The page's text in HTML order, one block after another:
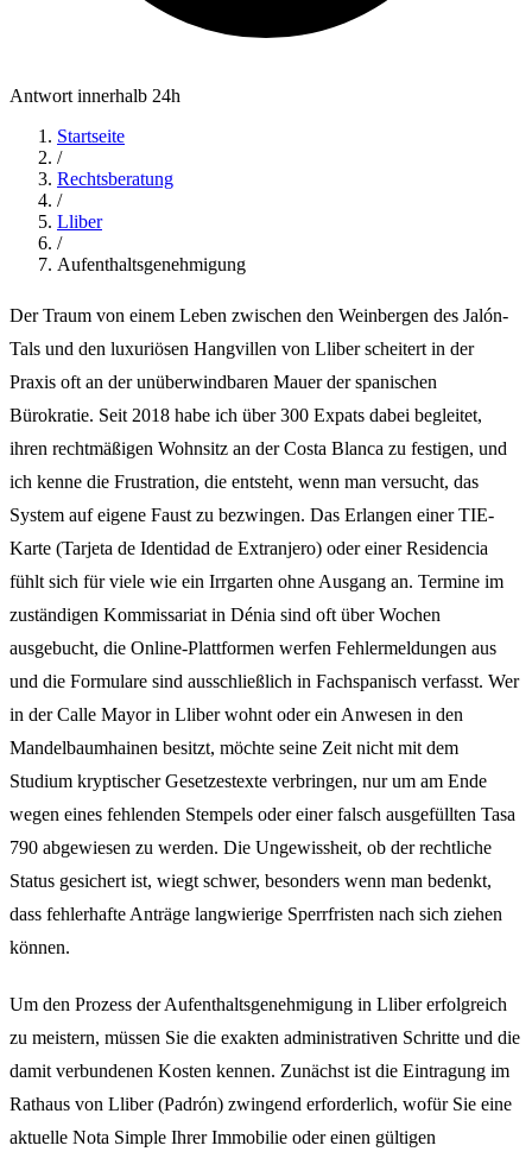
Antwort innerhalb 24h
Startseite
/
Rechtsberatung
/
Lliber
/
Aufenthaltsgenehmigung
Der Traum von einem Leben zwischen den Weinbergen des Jalón-
Tals und den luxuriösen Hangvillen von Lliber scheitert in der
Praxis oft an der unüberwindbaren Mauer der spanischen
Bürokratie. Seit 2018 habe ich über 300 Expats dabei begleitet,
ihren rechtmäßigen Wohnsitz an der Costa Blanca zu festigen, und
ich kenne die Frustration, die entsteht, wenn man versucht, das
System auf eigene Faust zu bezwingen. Das Erlangen einer TIE-
Karte (Tarjeta de Identidad de Extranjero) oder einer Residencia
fühlt sich für viele wie ein Irrgarten ohne Ausgang an. Termine im
zuständigen Kommissariat in Dénia sind oft über Wochen
ausgebucht, die Online-Plattformen werfen Fehlermeldungen aus
und die Formulare sind ausschließlich in Fachspanisch verfasst. Wer
in der Calle Mayor in Lliber wohnt oder ein Anwesen in den
Mandelbaumhainen besitzt, möchte seine Zeit nicht mit dem
Studium kryptischer Gesetzestexte verbringen, nur um am Ende
wegen eines fehlenden Stempels oder einer falsch ausgefüllten Tasa
790 abgewiesen zu werden. Die Ungewissheit, ob der rechtliche
Status gesichert ist, wiegt schwer, besonders wenn man bedenkt,
dass fehlerhafte Anträge langwierige Sperrfristen nach sich ziehen
können.
Um den Prozess der Aufenthaltsgenehmigung in Lliber erfolgreich
zu meistern, müssen Sie die exakten administrativen Schritte und die
damit verbundenen Kosten kennen. Zunächst ist die Eintragung im
Rathaus von Lliber (Padrón) zwingend erforderlich, wofür Sie eine
aktuelle Nota Simple Ihrer Immobilie oder einen gültigen